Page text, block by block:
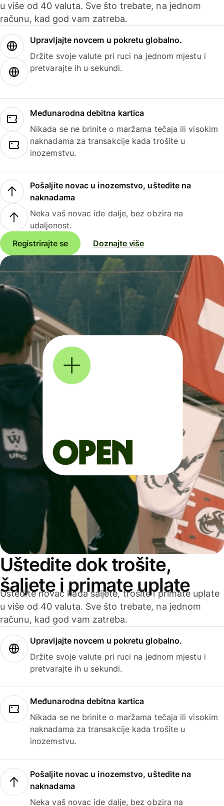
u više od 40 valuta. Sve što trebate, na jednom
računu, kad god vam zatreba.
Upravljajte novcem u pokretu globalno.
Držite svoje valute pri ruci na jednom mjestu i
pretvarajte ih u sekundi.
Međunarodna debitna kartica
Nikada se ne brinite o maržama tečaja ili visokim
naknadama za transakcije kada trošite u
inozemstvu.
Pošaljite novac u inozemstvo, uštedite na
naknadama
Neka vaš novac ide dalje, bez obzira na
udaljenost.
Registrirajte se
Doznajte više
Uštedite dok trošite,
šaljete i primate uplate
Uštedite novac kada šaljete, trošite i primate uplate
u više od 40 valuta. Sve što trebate, na jednom
računu, kad god vam zatreba.
Upravljajte novcem u pokretu globalno.
Držite svoje valute pri ruci na jednom mjestu i
pretvarajte ih u sekundi.
Međunarodna debitna kartica
Nikada se ne brinite o maržama tečaja ili visokim
naknadama za transakcije kada trošite u
inozemstvu.
Pošaljite novac u inozemstvo, uštedite na
naknadama
Neka vaš novac ide dalje, bez obzira na